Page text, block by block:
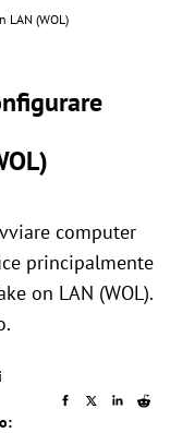
LAN (WOL)
computer
principalmente
on LAN (WOL).